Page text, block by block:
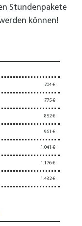
Stundenpakete
können!
704 €
775 €
852 €
961 €
1.041 €
1.176 €
1.432 €